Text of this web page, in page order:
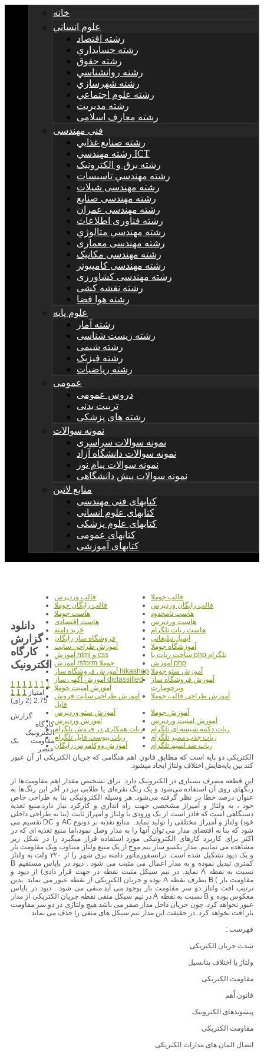
خانه
علوم انساني
رشته اقتصاد
رشته حسابداري
رشته حقوق
رشته روانشناسي
رشته شهرسازي
رشته علوم اجتماعي
رشته مديريت
رشته معارف اسلامی
فنی مهندسی
رشته صنايع غذايي
رشته مهندسي ICT
رشته برق و الکترونيک
رشته مهندسي تاسيسات
رشته مهندسی شیلات
رشته مهندسی صنایع
رشته مهندسی عمران
رشته فناوری اطلاعات
رشته مهندسي متالوژي
رشته مهندسی معماری
رشته مهندسی مکانیک
رشته مهندسی کامپیوتر
رشته مهندسی کشاورزی
رشته نقشه کشی
رشته هوا فضا
علوم پایه
رشته آمار
رشته زیست شناسی
رشته شیمی
رشته فیزیک
رشته ریاضیات
عمومی
دروس عمومی
تربیت بدنی
رشته های پزشکی
نمونه سوالات
نمونه سوالات سراسری
نمونه سوالات دانشگاه آزاد
نمونه سوالات پیام نور
نمونه سوالات پیش دانشگاهی
منابع لاتین
کتابهای فنی مهندسی
کتابهای علوم انسانی
کتابهای علوم پزشکی
کتابهای عمومی
کتابهای آموزشی
قالب جوملا
قالب وردپرس
قالب رایگان وردپرس
قالب رایگان جوملا
هاست نامحدود
هاست جوملا
هاست وردپرس
هاست اقتصادی
هاست ربات تلگرام
خرید دامنه
ایمیل تبلیغاتی
فروشگاه ساز رایگان
آموزشگاه جوملا
آموزش طراحی سایت
ساخت ربات با php تلگرام
آموزش html و css
آموزش php
آموزش rsform جوملا
آموزش سئو جوملا آموزش فروشگاه ساز hikashop
آموزش فروشگاه ساز
ویرچومارت
آموزش آگهی ساز djclassified
آموزش امنیت جوملا
آموزش طراحی قالب جوملا
آموزش طراحی سایت فروش
فایل
آموزش جوملا
آموزش سئو وردپرس
آموزش امنیت وردپرس
آموزش وردپرس
ربات دکمه شیشه ای تلگرام
ربات همکاری در فروش تلگرام
ربات جذب ممبر تلگرام
ربات پیوست فایل تلگرام
ربات ضد اسپم تلگرام
آموزش ووکامرس رایگان
دانلود
گزارش
کارگاه
الکترونیک
1 1 1 1 1 1 1
1 1 1 امتیاز
2.75 (2 رای)
گزارش
کارگاه
الکترونیک
مقاومت یک
عنصر
الکتریکی دو پایه است که مطابق قانون اهم هنگامی که جریان الکتریکی از آن عبور
کند بین پایه‌هایش اختلاف ولتاژ ایجاد میشود.
این قطعه مصرف بسیاری در الکترونیک دارد. برای تشخیص مقدار اهم مقاومت‌ها از
رنگهای روی آن استفاده می‌شود و یک رنگ نقره‌ای یا طلایی نیز در آخر این رنگ‌ها به
عنوان درصد خطا در نظر گرفته می‌شود. هر وسیله الکترونیکی بنا به طراحی خاص
خود ، به ولتاژ و آمپراژ مشخصی جهت راه اندازی و کارکرد نیاز دارد.منبع تغذیه
دستگاهی است که قادر است از یک ورودی با ولتاژ و آمپراژ ثابت (بنا به طراحی داخلی
خود) ولتاژ و آمپراژ مختلفی را تولید نماید. منابع تغذیه بر دونوع AC و DC تقسیم می
شود که بنا به اقتضای مدار می توان آنها را به مدار وصل نمود،اما منبع تغذیه ای که در
اکثر برای کاربرد کارهای الکترونیکی مورد استفاده قرار میگیرد را در شکل زیر
مشاهده می نماییم. مدار یکسو ساز نیم موج از یک منبع ولتاژ متناوب ویک مقاومت بار
و یک دیود تشکیل شده است. ترانسفورماتور دامنه برق شهر را از ۲۲۰ ولت به ولتاژ
کمتری تبدیل نموده و به مدار اعمال می مثبت می شود . دیود در بایاس مستقیم B
نسبت به نقطه A نماید. در نیم سیکل مثبت نقطه در جهت قرار دادی) از دیود و
مقاومت بار ) B بطرف نقطه A بوده و جریان الکتریکی از نقطه عبور می نماید. بدین
ترتیب افت ولتاژ دو سر مقاومت بار بوجود می آید.منفی می شود . دیود در بایاس
معکوس بوده و B نسبت به نقطه A در نیم سیکل منفی نقطه جریان الکتریکی از مدار
عبور نخواهد کرد. چون جریان داخل مدار صفر می باشد هیچ ولتاژی در دو سر مقاومت
بار افت نخواهد کرد. در حقیقت این مدار نیم سیکل های منفی را حذف می نماید
فهرست :
شدت جریان الکتریکی
ولتاژ یا اختلاف پتانسیل
مقاومت الکتریکی
قانون اُهم
پیشوندهای الکترونیک
مقاومت الکتریکی
اتصال المان های مدارات الکتریکی